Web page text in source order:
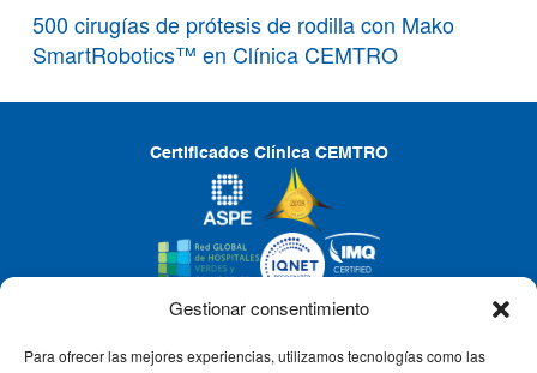
Gestionar consentimiento
Para ofrecer las mejores experiencias, utilizamos tecnologías como las
500 cirugías de prótesis de rodilla con Mako
SmartRobotics™ en Clínica CEMTRO
Certificados Clínica CEMTRO